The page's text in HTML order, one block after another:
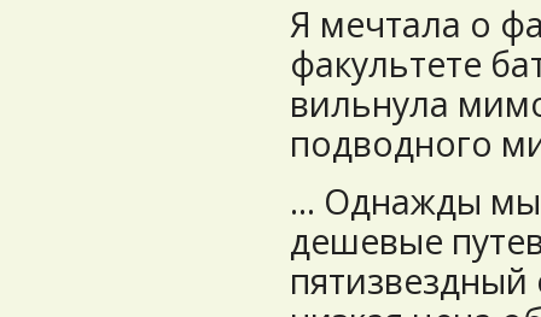
Я мечтала о
факультете
вильнула
подводного
... Однажды
дешевые
пятизвездный